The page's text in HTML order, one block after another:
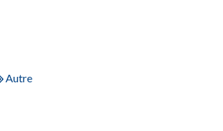
Autre